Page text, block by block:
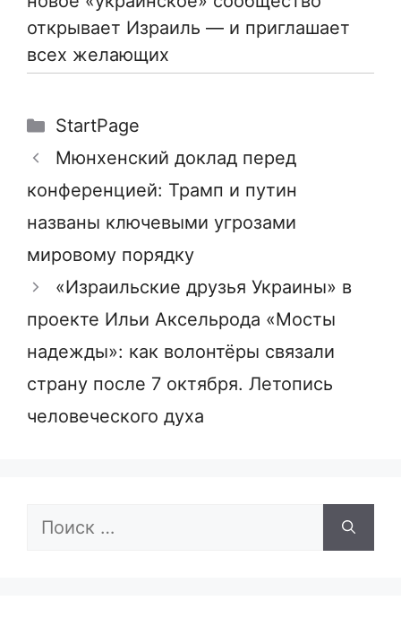
открывает Израиль — и приглашает
всех желающих
Рубрики
StartPage
Мюнхенский доклад перед
конференцией: Трамп и путин
названы ключевыми угрозами
мировому порядку
«Израильские друзья Украины» в
проекте Ильи Аксельрода «Мосты
надежды»: как волонтёры связали
страну после 7 октября. Летопись
человеческого духа
Поиск: